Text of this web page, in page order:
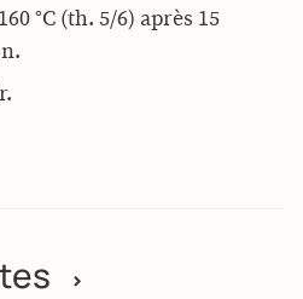
°C (th. 5/6) après 15
>